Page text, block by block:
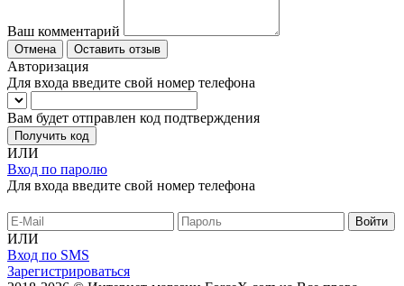
Ваш комментарий
Отмена Оставить отзыв
Авторизация
Для входа введите свой номер телефона
Вам будет отправлен код подтверждения
Получить код
ИЛИ
Вход по паролю
Для входа введите свой номер телефона
ИЛИ
Вход по SMS
Зарегистрироваться